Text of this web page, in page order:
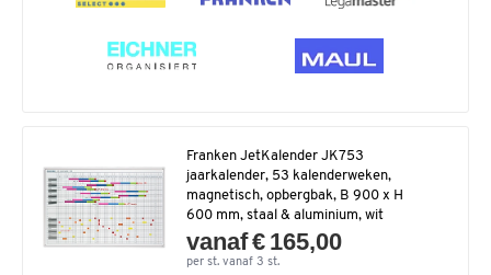
Franken JetKalender JK753
jaarkalender, 53 kalenderweken,
magnetisch, opbergbak, B 900 x H
600 mm, staal & aluminium, wit
vanaf € 165,00
per st. vanaf 3 st.